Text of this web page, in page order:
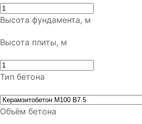
Высота фундамента, м
Высота плиты, м
Тип бетона
Объём бетона